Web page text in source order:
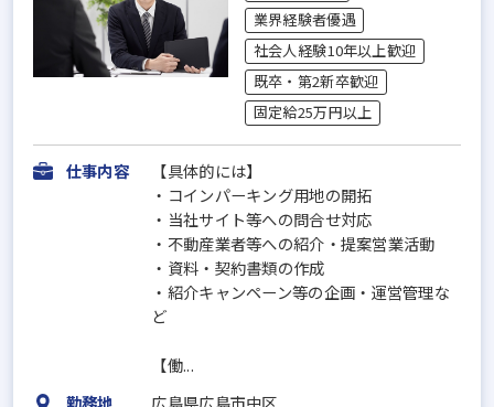
業界経験者優遇
社会人経験10年以上歓迎
既卒・第2新卒歓迎
固定給25万円以上
仕事内容
【具体的には】
・コインパーキング用地の開拓
・当社サイト等への問合せ対応
・不動産業者等への紹介・提案営業活動
・資料・契約書類の作成
・紹介キャンペーン等の企画・運営管理な
ど
【働...
勤務地
広島県広島市中区